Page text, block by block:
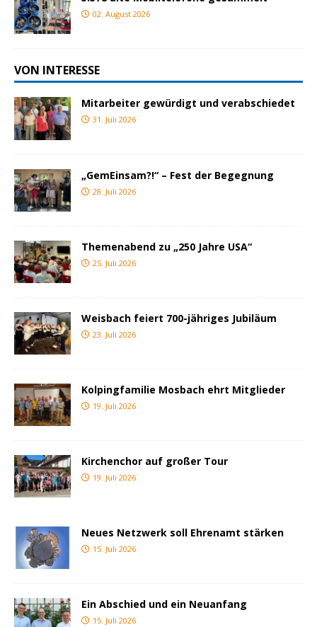
02. August 2026
VON INTERESSE
Mitarbeiter gewürdigt und verabschiedet
31. Juli 2026
„GemEinsam?!“ – Fest der Begegnung
28. Juli 2026
Themenabend zu „250 Jahre USA“
25. Juli 2026
Weisbach feiert 700-jähriges Jubiläum
23. Juli 2026
Kolpingfamilie Mosbach ehrt Mitglieder
19. Juli 2026
Kirchenchor auf großer Tour
19. Juli 2026
Neues Netzwerk soll Ehrenamt stärken
15. Juli 2026
Ein Abschied und ein Neuanfang
15. Juli 2026